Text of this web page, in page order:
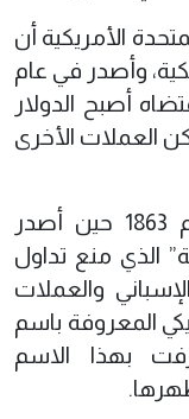
الأمريكية أن
وأصدر في عام
أصبح الدولار
العملات الأخرى
ظل الأمر على هذا النحو حتى عام 1863 حين أصدر
الذي منع تداول
والعملات
المعروفة باسم
بهذا الاسم